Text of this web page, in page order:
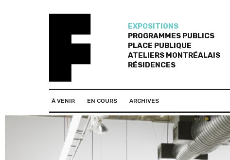
EXPOSITIONS
PROGRAMMES PUBLICS
PLACE PUBLIQUE
ATELIERS MONTRÉALAIS
RÉSIDENCES
À VENIR EN COURS ARCHIVES